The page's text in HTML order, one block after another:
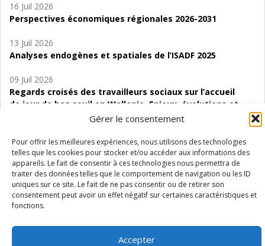
Gérer le consentement
Pour offrir les meilleures expériences, nous utilisons des technologies
telles que les cookies pour stocker et/ou accéder aux informations des
appareils. Le fait de consentir à ces technologies nous permettra de
traiter des données telles que le comportement de navigation ou les ID
uniques sur ce site. Le fait de ne pas consentir ou de retirer son
consentement peut avoir un effet négatif sur certaines caractéristiques et
fonctions.
Accepter
16 Juil 2026
Perspectives économiques régionales 2026-2031
13 Juil 2026
Analyses endogènes et spatiales de l’ISADF 2025
09 Juil 2026
Regards croisés des travailleurs sociaux sur l’accueil
de jour de bas seuil en Wallonie. Enjeux, évolutions et
06 Juil 2026
Étude d’évaluabilité des Structures
d’accompagnement à l’autocréation d’emploi (SAACE)
01 Juil 2026
Pénurie du personnel infirmier :quels indicateurs
Wallonie ?